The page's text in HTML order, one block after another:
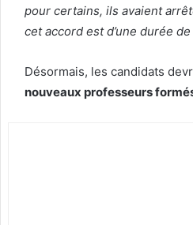
pour certains, ils avaient
cet accord est d’une durée de
Désormais, les candidats
nouveaux professeurs